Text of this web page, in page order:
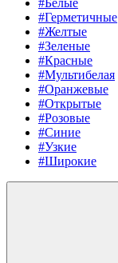
#Герметичные
#Желтые
#Зеленые
#Красные
#Мультибелая
#Оранжевые
#Открытые
#Розовые
#Синие
#Узкие
#Широкие